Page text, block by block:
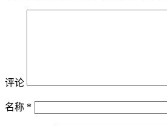
评论
名称 *